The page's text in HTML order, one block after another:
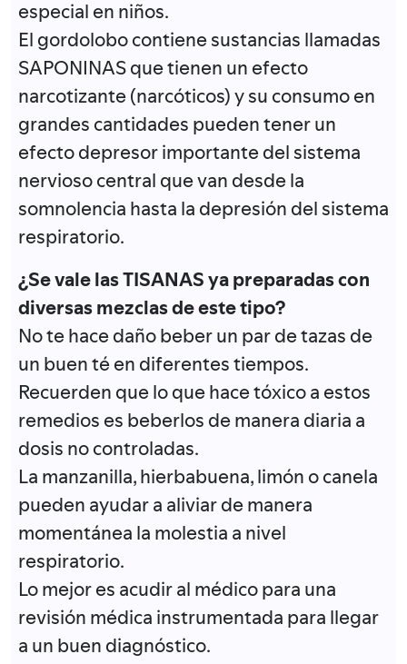
especial en niños.
El gordolobo contiene sustancias llamadas
SAPONINAS que tienen un efecto
narcotizante (narcóticos) y su consumo en
grandes cantidades pueden tener un
efecto depresor importante del sistema
nervioso central que van desde la
somnolencia hasta la depresión del sistema
respiratorio.
¿Se vale las TISANAS ya preparadas con
diversas mezclas de este tipo?
No te hace daño beber un par de tazas de
un buen té en diferentes tiempos.
Recuerden que lo que hace tóxico a estos
remedios es beberlos de manera diaria a
dosis no controladas.
La manzanilla, hierbabuena, limón o canela
pueden ayudar a aliviar de manera
momentánea la molestia a nivel
respiratorio.
Lo mejor es acudir al médico para una
revisión médica instrumentada para llegar
a un buen diagnóstico.